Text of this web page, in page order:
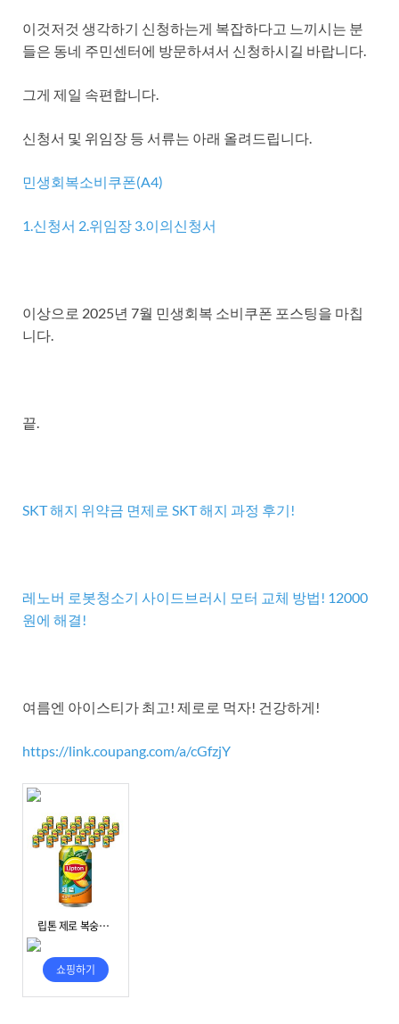
이것저것 생각하기 신청하는게 복잡하다고 느끼시는 분
들은 동네 주민센터에 방문하셔서 신청하시길 바랍니다.
그게 제일 속편합니다.
신청서 및 위임장 등 서류는 아래 올려드립니다.
민생회복소비쿠폰(A4)
1.신청서 2.위임장 3.이의신청서
이상으로 2025년 7월 민생회복 소비쿠폰 포스팅을 마칩
니다.
끝.
SKT 해지 위약금 면제로 SKT 해지 과정 후기!
레노버 로봇청소기 사이드브러시 모터 교체 방법! 12000
원에 해결!
여름엔 아이스티가 최고! 제로로 먹자! 건강하게!
https://link.coupang.com/a/cGfzjY